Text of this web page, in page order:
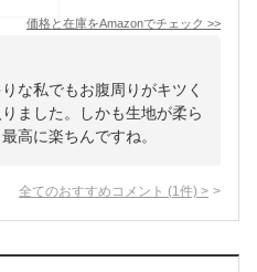
価格と在庫をAmazonでチェック >>
な私でもお腹周りがキツく
ました。しかも生地が柔ら
高に楽ちんですね。
全てのおすすめコメント (1 件) >